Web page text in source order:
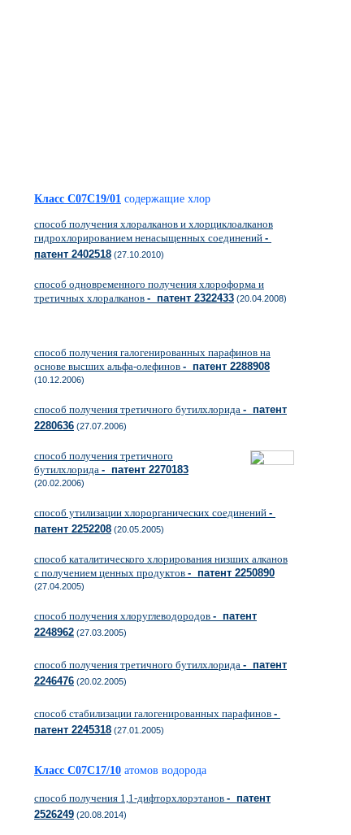
Класс C07C19/01 содержащие хлор
способ получения хлоралканов и хлорциклоалканов
гидрохлорированием ненасыщенных соединений -
патент 2402518 (27.10.2010)
способ одновременного получения хлороформа и
третичных хлоралканов - патент 2322433 (20.04.2008)
способ получения галогенированных парафинов на
основе высших альфа-олефинов - патент 2288908
(10.12.2006)
способ получения третичного бутилхлорида - патент
2280636 (27.07.2006)
способ получения третичного
бутилхлорида - патент 2270183
(20.02.2006)
способ утилизации хлорорганических соединений -
патент 2252208 (20.05.2005)
способ каталитического хлорирования низших алканов
с получением ценных продуктов - патент 2250890
(27.04.2005)
способ получения хлоруглеводородов - патент
2248962 (27.03.2005)
способ получения третичного бутилхлорида - патент
2246476 (20.02.2005)
способ стабилизации галогенированных парафинов -
патент 2245318 (27.01.2005)
Класс C07C17/10 атомов водорода
способ получения 1,1-дифторхлорэтанов - патент
2526249 (20.08.2014)